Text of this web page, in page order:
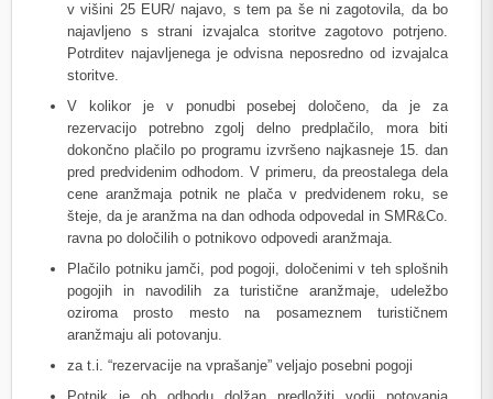
v višini 25 EUR/ najavo, s tem pa še ni zagotovila, da bo
najavljeno s strani izvajalca storitve zagotovo potrjeno.
Potrditev najavljenega je odvisna neposredno od izvajalca
storitve.
V kolikor je v ponudbi posebej določeno, da je za
rezervacijo potrebno zgolj delno predplačilo, mora biti
dokončno plačilo po programu izvršeno najkasneje 15. dan
pred predvidenim odhodom. V primeru, da preostalega dela
cene aranžmaja potnik ne plača v predvidenem roku, se
šteje, da je aranžma na dan odhoda odpovedal in SMR&Co.
ravna po določilih o potnikovo odpovedi aranžmaja.
Plačilo potniku jamči, pod pogoji, določenimi v teh splošnih
pogojih in navodilih za turistične aranžmaje, udeležbo
oziroma prosto mesto na posameznem turističnem
aranžmaju ali potovanju.
za t.i. “rezervacije na vprašanje” veljajo posebni pogoji